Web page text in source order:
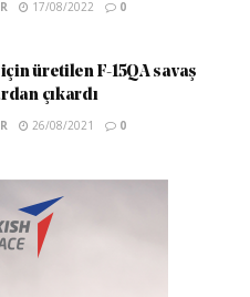
17/08/2022 0
üretilen F-15QA savaş
çıkardı
26/08/2021 0